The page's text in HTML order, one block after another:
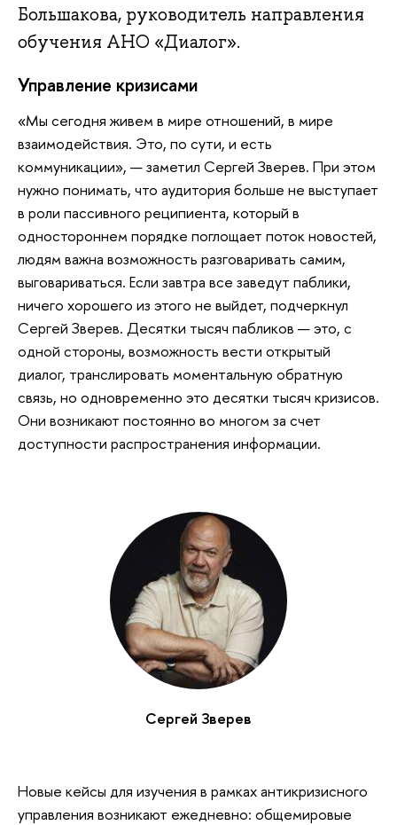
Большакова, руководитель направления
обучения АНО «Диалог».
Управление кризисами
«Мы сегодня живем в мире отношений, в мире
взаимодействия. Это, по сути, и есть
коммуникации», — заметил Сергей Зверев. При этом
нужно понимать, что аудитория больше не выступает
в роли пассивного реципиента, который в
одностороннем порядке поглощает поток новостей,
людям важна возможность разговаривать самим,
выговариваться. Если завтра все заведут паблики,
ничего хорошего из этого не выйдет, подчеркнул
Сергей Зверев. Десятки тысяч пабликов — это, с
одной стороны, возможность вести открытый
диалог, транслировать моментальную обратную
связь, но одновременно это десятки тысяч кризисов.
Они возникают постоянно во многом за счет
доступности распространения информации.
Сергей Зверев
Новые кейсы для изучения в рамках антикризисного
управления возникают ежедневно: общемировые